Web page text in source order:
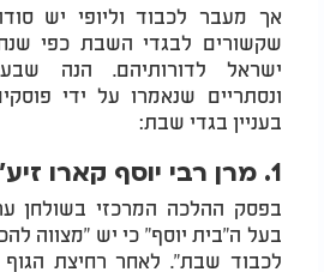
אך מעבר לכבוד וליופי יש
שקשורים לבגדי השבת כפי
ישראל לדורותיהם. הנה
ונסתריים שנאמרו על ידי
בעניין בגדי שבת:
1. מרן רבי יוסף קארו
בפסק ההלכה המרכזי בשולחן
בעל ה"בית יוסף" כי יש "מצווה
לכבוד שבת". לאחר רחיצת